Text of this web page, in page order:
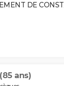
DE
(85 ans)